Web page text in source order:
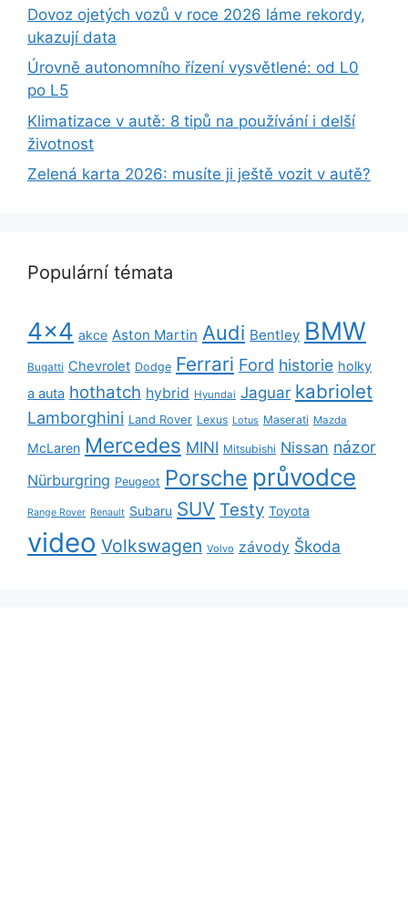
Dovoz ojetých vozů v roce 2026 láme rekordy,
ukazují data
Úrovně autonomního řízení vysvětlené: od L0
po L5
Klimatizace v autě: 8 tipů na používání i delší
životnost
Zelená karta 2026: musíte ji ještě vozit v autě?
Populární témata
4x4 akce Aston Martin Audi Bentley BMW
Bugatti Chevrolet Dodge Ferrari Ford historie holky
a auta hothatch hybrid Hyundai Jaguar kabriolet
Lamborghini Land Rover Lexus Lotus Maserati Mazda
McLaren Mercedes MINI Mitsubishi Nissan názor
Nürburgring Peugeot Porsche průvodce
Range Rover Renault Subaru SUV Testy Toyota
video Volkswagen Volvo závody Škoda